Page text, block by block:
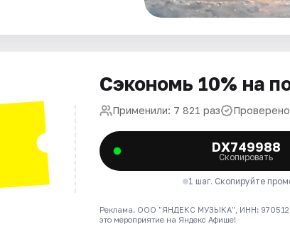
Сэкономь 10% на
Применили: 7 821 раз
DX749988
Скопировать
1 шаг. Скопируйте
Реклама. ООО "ЯНДЕКС МУЗЫКА", ИНН:
это мероприятие на Яндекс Афише!